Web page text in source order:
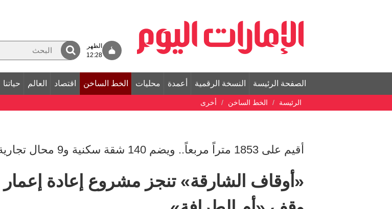
الظهر
12:28
الصفحة الرئيسة النسخة الرقمية أعمدة محليات الخط الساخن اقتصاد العالم حياتنا
الرئيسة الخط الساخن أخرى
أقيم على 1853 متراً مربعاً.. ويضم 140 شقة سكنية و9 محال تجارية
«أوقاف الشارقة» تنجز مشروع إعادة إعمار